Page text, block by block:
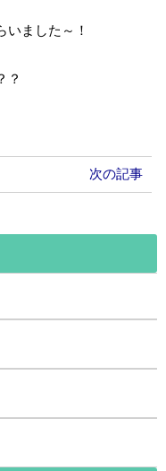
いました～！
？
次の記事